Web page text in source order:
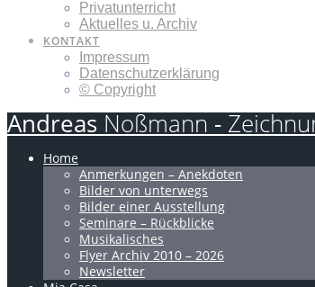
Privatunterricht
Aktuelles u. Archiv
KONTAKT
Impressum
Datenschutzerklärung
© Copyright
Andreas Noßmann -
Home
Anmerkungen – Anekdoten
Bilder von unterwegs
Bilder einer Ausstellung
Seminare – Rückblicke
Musikalisches
Flyer Archiv 2010 – 2026
Newsletter